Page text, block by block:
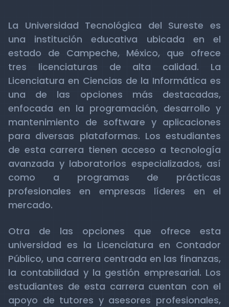
La Universidad Tecnológica del Sureste es
una institución educativa ubicada en el
estado de Campeche, México, que ofrece
tres licenciaturas de alta calidad. La
Licenciatura en Ciencias de la Informática es
una de las opciones más destacadas,
enfocada en la programación, desarrollo y
mantenimiento de software y aplicaciones
para diversas plataformas. Los estudiantes
de esta carrera tienen acceso a tecnología
avanzada y laboratorios especializados, así
como a programas de prácticas
profesionales en empresas líderes en el
mercado.
Otra de las opciones que ofrece esta
universidad es la Licenciatura en Contador
Público, una carrera centrada en las finanzas,
la contabilidad y la gestión empresarial. Los
estudiantes de esta carrera cuentan con el
apoyo de tutores y asesores profesionales,